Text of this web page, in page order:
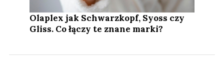
Olaplex jak Schwarzkopf, Syoss czy
Gliss. Co łączy te znane marki?